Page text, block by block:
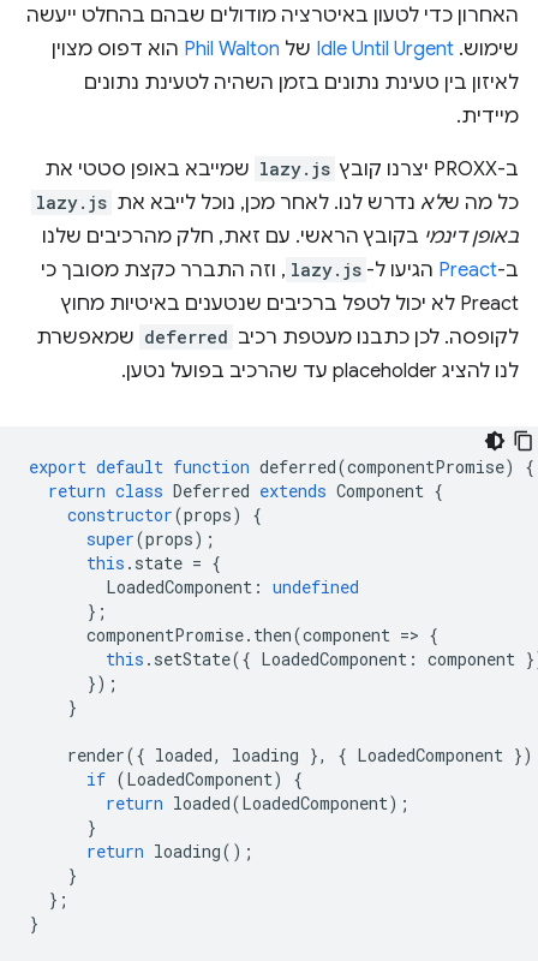
האחרון כדי לטעון באיטרציה מודולים שבהם בהחלט ייעשה
שימוש. Idle Until Urgent של Phil Walton הוא דפוס מצוין
לאיזון בין טעינת נתונים בזמן השהיה לטעינת נתונים
מיידית.
ב-PROXX יצרנו קובץ lazy.js שמייבא באופן סטטי את
כל מה שלא נדרש לנו. לאחר מכן, נוכל לייבא את lazy.js
באופן דינמי בקובץ הראשי. עם זאת, חלק מהרכיבים שלנו
ב-Preact הגיעו ל- lazy.js , וזה התברר כקצת מסובך כי
Preact לא יכול לטפל ברכיבים שנטענים באיטיות מחוץ
לקופסה. לכן כתבנו מעטפת רכיב deferred שמאפשרת
לנו להציג placeholder עד שהרכיב בפועל נטען.
export default function deferred(componentPromise)
{
return class Deferred extends Component {
constructor(props)
{
super(props);
this . state = {
LoadedComponent : undefined
};
componentPromise. then(component => {
this . setState({ LoadedComponent : component
});
}
render({ loaded, loading }, { LoadedComponent })
if (LoadedComponent)
{
return loaded(LoadedComponent);
}
return loading();
}
};
}